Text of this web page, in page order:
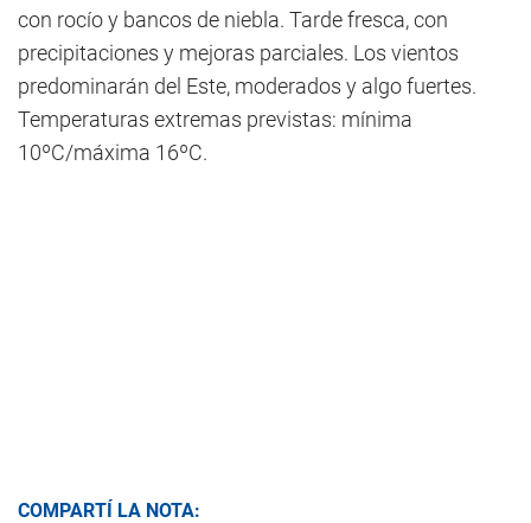
con rocío y bancos de niebla. Tarde fresca, con
precipitaciones y mejoras parciales. Los vientos
predominarán del Este, moderados y algo fuertes.
Temperaturas extremas previstas: mínima
10ºC/máxima 16ºC.
COMPARTÍ LA NOTA: